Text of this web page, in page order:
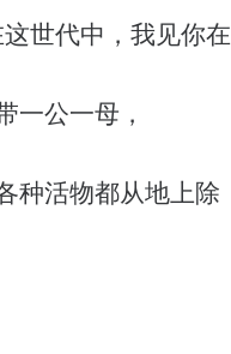
世代中，我见你在
一公一母，
种活物都从地上除